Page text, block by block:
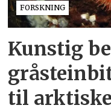
FORSKNING
Kunstig
til